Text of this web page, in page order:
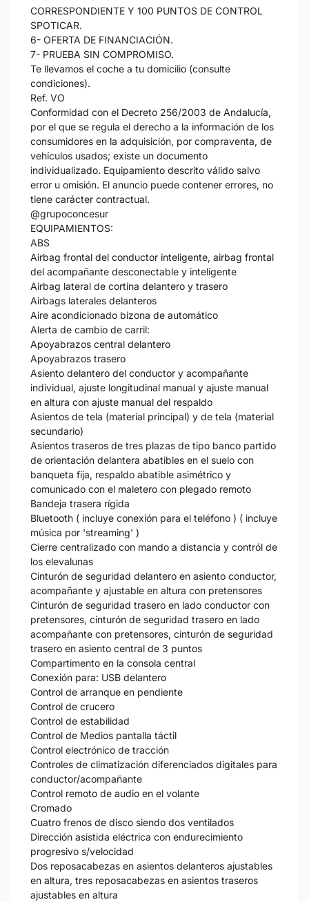
CORRESPONDIENTE Y 100 PUNTOS DE CONTROL
SPOTICAR.
6- OFERTA DE FINANCIACIÓN.
7- PRUEBA SIN COMPROMISO.
Te llevamos el coche a tu domicilio (consulte
condiciones).
Ref. VO
Conformidad con el Decreto 256/2003 de Andalucía,
por el que se regula el derecho a la información de los
consumidores en la adquisición, por compraventa, de
vehículos usados; existe un documento
individualizado. Equipamiento descrito válido salvo
error u omisión. El anuncio puede contener errores, no
tiene carácter contractual.
@grupoconcesur
EQUIPAMIENTOS:
ABS
Airbag frontal del conductor inteligente, airbag frontal
del acompañante desconectable y inteligente
Airbag lateral de cortina delantero y trasero
Airbags laterales delanteros
Aire acondicionado bizona de automático
Alerta de cambio de carril:
Apoyabrazos central delantero
Apoyabrazos trasero
Asiento delantero del conductor y acompañante
individual, ajuste longitudinal manual y ajuste manual
en altura con ajuste manual del respaldo
Asientos de tela (material principal) y de tela (material
secundario)
Asientos traseros de tres plazas de tipo banco partido
de orientación delantera abatibles en el suelo con
banqueta fija, respaldo abatible asimétrico y
comunicado con el maletero con plegado remoto
Bandeja trasera rígida
Bluetooth ( incluye conexión para el teléfono ) ( incluye
música por 'streaming' )
Cierre centralizado con mando a distancia y contról de
los elevalunas
Cinturón de seguridad delantero en asiento conductor,
acompañante y ajustable en altura con pretensores
Cinturón de seguridad trasero en lado conductor con
pretensores, cinturón de seguridad trasero en lado
acompañante con pretensores, cinturón de seguridad
trasero en asiento central de 3 puntos
Compartimento en la consola central
Conexión para: USB delantero
Control de arranque en pendiente
Control de crucero
Control de estabilidad
Control de Medios pantalla táctil
Control electrónico de tracción
Controles de climatización diferenciados digitales para
conductor/acompañante
Control remoto de audio en el volante
Cromado
Cuatro frenos de disco siendo dos ventilados
Dirección asistida eléctrica con endurecimiento
progresivo s/velocidad
Dos reposacabezas en asientos delanteros ajustables
en altura, tres reposacabezas en asientos traseros
ajustables en altura